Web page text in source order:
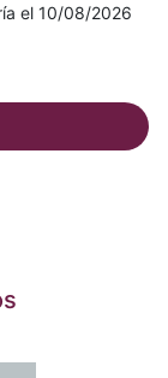
el 10/08/2026